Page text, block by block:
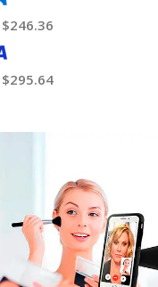
$246.36
$295.64